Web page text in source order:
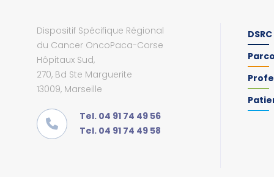
Dispositif Spécifique Régional
du Cancer OncoPaca-Corse
Hôpitaux Sud,
270, Bd Ste Marguerite
13009, Marseille
Tel. 04 91 74 49 56
Tel. 04 91 74 49 58
DSRC